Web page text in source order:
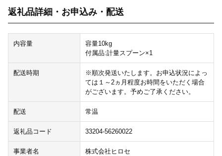
返礼品詳細・お申込み・配送
内容量
容量10kg
付属品:計量スプーン×1
配送時期
※順次発送いたします。お申込状況によっ
ては１～2ヵ月程度お時間をいただく場合
がございます。予めご了承ください。
配送 常温
返礼品コード 33204-56260022
事業者名 株式会社ヒロセ